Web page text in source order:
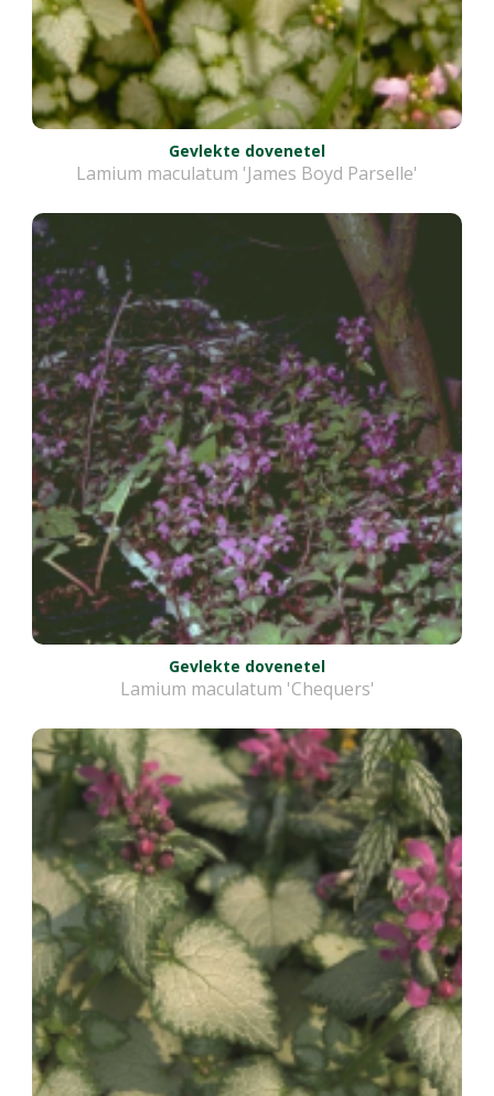
Gevlekte dovenetel
Lamium maculatum 'James Boyd Parselle'
Gevlekte dovenetel
Lamium maculatum 'Chequers'